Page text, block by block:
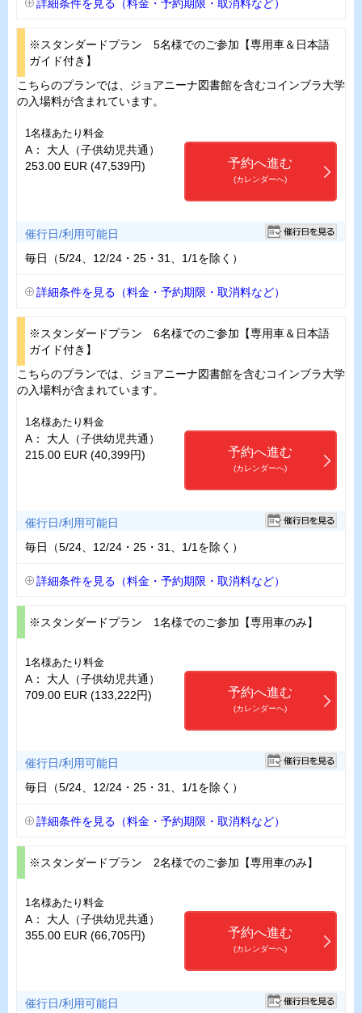
詳細条件を見る（料金・予約期限・取消料など）
※スタンダードプラン 5名様でのご参加【専用車＆日本語
ガイド付き】
こちらのプランでは、ジョアニーナ図書館を含むコインブラ大学
の入場料が含まれています。
1名様あたり料金
A： 大人（子供幼児共通）
253.00 EUR (47,539円)
予約へ進む
(カレンダーへ)
催行日/利用可能日
毎日（5/24、12/24・25・31、1/1を除く）
詳細条件を見る（料金・予約期限・取消料など）
※スタンダードプラン 6名様でのご参加【専用車＆日本語
ガイド付き】
こちらのプランでは、ジョアニーナ図書館を含むコインブラ大学
の入場料が含まれています。
1名様あたり料金
A： 大人（子供幼児共通）
215.00 EUR (40,399円)
予約へ進む
(カレンダーへ)
催行日/利用可能日
毎日（5/24、12/24・25・31、1/1を除く）
詳細条件を見る（料金・予約期限・取消料など）
※スタンダードプラン 1名様でのご参加【専用車のみ】
1名様あたり料金
A： 大人（子供幼児共通）
709.00 EUR (133,222円)
予約へ進む
(カレンダーへ)
催行日/利用可能日
毎日（5/24、12/24・25・31、1/1を除く）
詳細条件を見る（料金・予約期限・取消料など）
※スタンダードプラン 2名様でのご参加【専用車のみ】
1名様あたり料金
A： 大人（子供幼児共通）
355.00 EUR (66,705円)
予約へ進む
(カレンダーへ)
催行日/利用可能日